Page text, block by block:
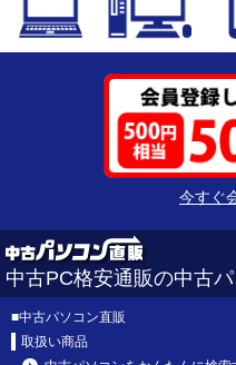
今すぐ
中古PC格安通販の中古
■中古パソコン直販
取扱い商品